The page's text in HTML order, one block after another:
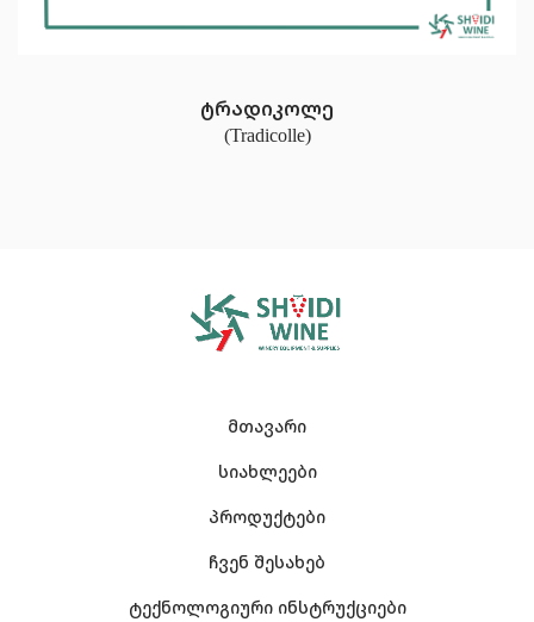
ტრადიკოლე
(Tradicolle)
მთავარი
სიახლეები
პროდუქტები
ჩვენ შესახებ
ტექნოლოგიური ინსტრუქციები